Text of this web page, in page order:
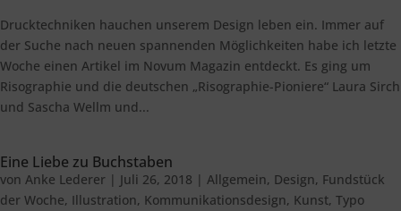
Drucktechniken hauchen unserem Design leben ein. Immer auf
der Suche nach neuen spannenden Möglichkeiten habe ich letzte
Woche einen Artikel im Novum Magazin entdeckt. Es ging um
Risographie und die deutschen „Risographie-Pioniere“ Laura Sirch
und Sascha Wellm und...
Eine Liebe zu Buchstaben
von Anke Lederer | Juli 26, 2018 | Allgemein, Design, Fundstück
der Woche, Illustration, Kommunikationsdesign, Kunst, Typo